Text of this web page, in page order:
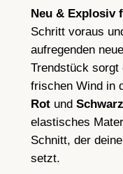
c
k
-
B
l
e
i
s
t
Neu & Explosiv
Schritt voraus
aufregenden
Trendstück
frischen Wind in
Rotund Schwarz
elastisches
Schnitt, der
setzt.